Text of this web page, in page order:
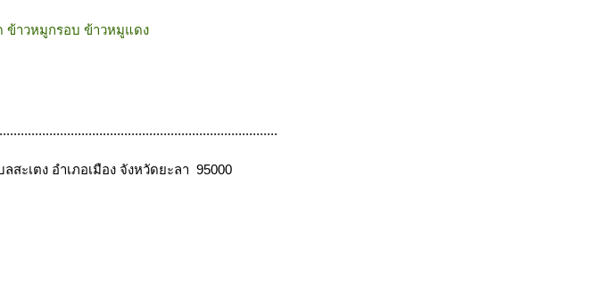
ข้าวหมูกรอบ ข้าวหมูแดง
ะเตง อำเภอเมือง จังหวัดยะลา 95000